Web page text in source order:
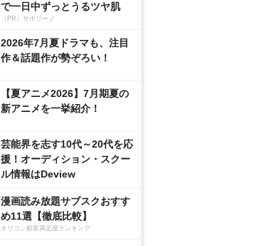
で一日中ずっとうるツヤ肌
（PR）サボリーノ
2026年7月夏ドラマも、注目
作＆話題作が勢ぞろい！
【夏アニメ2026】7月期夏の
新アニメを一挙紹介！
芸能界を志す10代～20代を応
援！オーディション・スクー
ル情報はDeview
漫画読み放題サブスクおすす
め11選【徹底比較】
オリコン顧客満足度ランキング